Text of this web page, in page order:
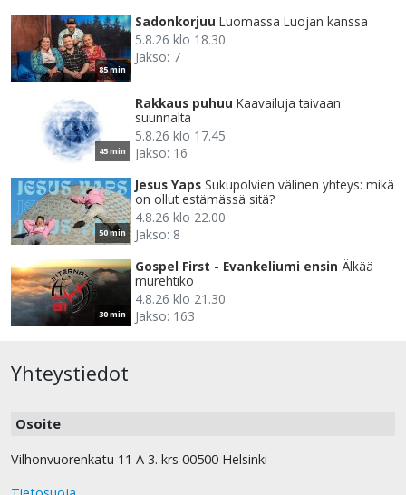
85 min
Sadonkorjuu Luomassa Luojan kanssa
5.8.26 klo 18.30
Jakso: 7
45 min
Rakkaus puhuu Kaavailuja taivaan
suunnalta
5.8.26 klo 17.45
Jakso: 16
50 min
Jesus Yaps Sukupolvien välinen yhteys: mikä
on ollut estämässä sitä?
4.8.26 klo 22.00
Jakso: 8
30 min
Gospel First - Evankeliumi ensin Älkää
murehtiko
4.8.26 klo 21.30
Jakso: 163
Yhteystiedot
Osoite
Vilhonvuorenkatu 11 A 3. krs 00500 Helsinki